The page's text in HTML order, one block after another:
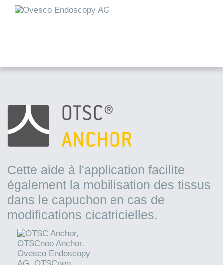
Cette aide à l'application facilite
également la mobilisation des tissus
dans le capuchon en cas de
modifications cicatricielles.